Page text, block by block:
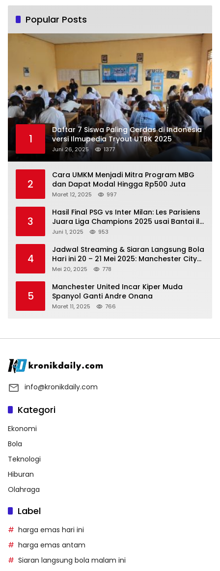
Popular Posts
1
Daftar 7 Siswa Paling Cerdas di Indonesia
versi Ilmupedia Tryout UTBK 2025
Juni 26, 2025 1377
2
Cara UMKM Menjadi Mitra Program MBG
dan Dapat Modal Hingga Rp500 Juta
Maret 12, 2025 997
3
Hasil Final PSG vs Inter Milan: Les Parisiens
Juara Liga Champions 2025 usai Bantai il
Nerazzurri
Juni 1, 2025 953
4
Jadwal Streaming & Siaran Langsung Bola
Hari ini 20 – 21 Mei 2025: Manchester City
vs Bournemouth
Mei 20, 2025 778
5
Manchester United Incar Kiper Muda
Spanyol Ganti Andre Onana
Maret 11, 2025 766
info@kronikdaily.com
Kategori
Ekonomi
Bola
Teknologi
Hiburan
Olahraga
Label
harga emas hari ini
harga emas antam
Siaran langsung bola malam ini